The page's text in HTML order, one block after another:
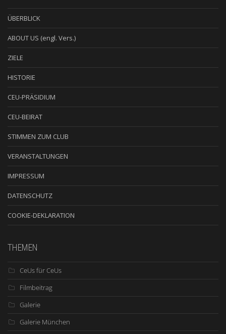
ÜBERBLICK
ABOUT US (engl. Vers.)
ZIELE
HISTORIE
CEU-PRÄSIDIUM
CEU-BEIRAT
STIMMEN ZUM CLUB
VERANSTALTUNGEN
IMPRESSUM
DATENSCHUTZ
COOKIE-DEKLARATION
THEMEN
CeUs für CeUs
Filmbeitrag
Galerie
Galerie München